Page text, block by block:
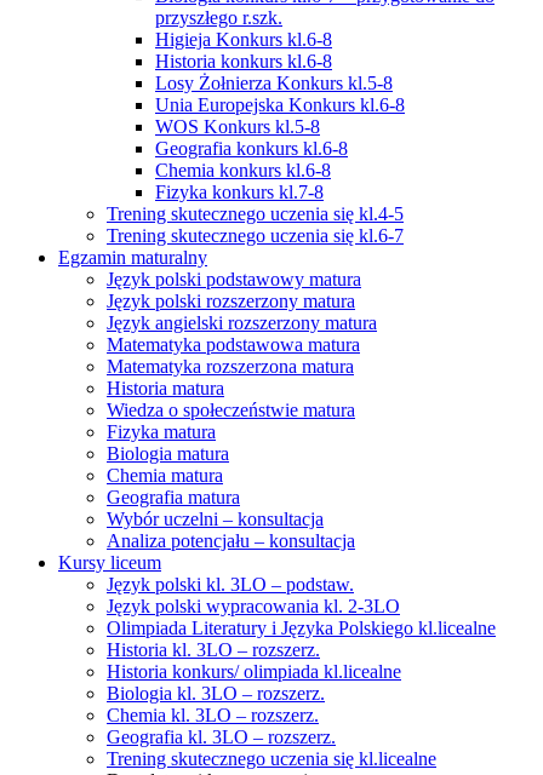
przyszłego r.szk.
Higieja Konkurs kl.6-8
Historia konkurs kl.6-8
Losy Żołnierza Konkurs kl.5-8
Unia Europejska Konkurs kl.6-8
WOS Konkurs kl.5-8
Geografia konkurs kl.6-8
Chemia konkurs kl.6-8
Fizyka konkurs kl.7-8
Trening skutecznego uczenia się kl.4-5
Trening skutecznego uczenia się kl.6-7
Egzamin maturalny
Język polski podstawowy matura
Język polski rozszerzony matura
Język angielski rozszerzony matura
Matematyka podstawowa matura
Matematyka rozszerzona matura
Historia matura
Wiedza o społeczeństwie matura
Fizyka matura
Biologia matura
Chemia matura
Geografia matura
Wybór uczelni – konsultacja
Analiza potencjału – konsultacja
Kursy liceum
Język polski kl. 3LO – podstaw.
Język polski wypracowania kl. 2-3LO
Olimpiada Literatury i Języka Polskiego kl.licealne
Historia kl. 3LO – rozszerz.
Historia konkurs/ olimpiada kl.licealne
Biologia kl. 3LO – rozszerz.
Chemia kl. 3LO – rozszerz.
Geografia kl. 3LO – rozszerz.
Trening skutecznego uczenia się kl.licealne